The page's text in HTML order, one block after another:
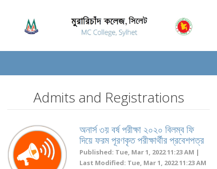
Admits and Registrations
অনার্স ৩য় বর্ষ পরীক্ষা ২০২০ বিলম্ব ফি
দিয়ে ফরম পূরণকৃত পরীক্ষার্থীর প্রবেশপত্র
Published: Tue, Mar 1, 2022 11:23 AM |
Last Modified: Tue, Mar 1, 2022 11:23 AM